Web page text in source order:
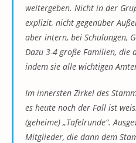
weitergeben. Nicht in der
explizit, nicht gegenüber
aber intern, bei Schulungen,
Dazu 3-4 große Familien, die
indem sie alle wichtigen
Im innersten Zirkel des
es heute noch der Fall ist
(geheime) „Tafelrunde“.
Mitglieder, die dann dem